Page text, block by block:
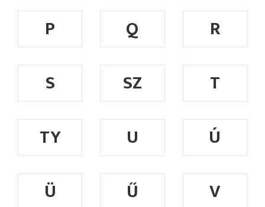
P
Q
R
S
SZ
T
TY
U
Ú
Ü
Ű
V